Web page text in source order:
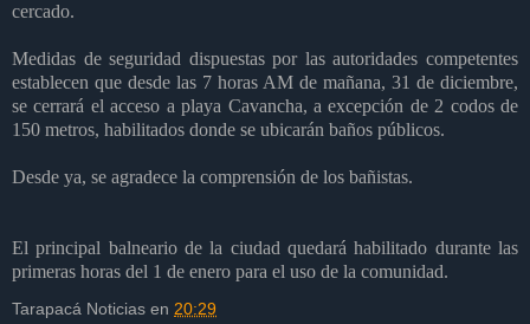
cercado.
Medidas de seguridad dispuestas por las autoridades competentes
establecen que desde las 7 horas AM de mañana, 31 de diciembre,
se cerrará el acceso a playa Cavancha, a excepción de 2 codos de
150 metros, habilitados donde se ubicarán baños públicos.
Desde ya, se agradece la comprensión de los bañistas.
El principal balneario de la ciudad quedará habilitado durante las
primeras horas del 1 de enero para el uso de la comunidad.
Tarapacá Noticias en 20:29